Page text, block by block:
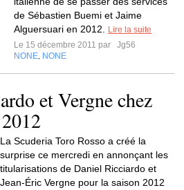
de Sébastien Buemi et Jaime
Alguersuari en 2012.
Lire la suite
Le 15 décembre 2011 par
Jg56
NONE NONE
et Vergne chez
La Scuderia Toro Rosso a créé la
surprise ce mercredi en annonçant les
titularisations de Daniel Ricciardo et
Jean-Éric Vergne pour la saison 2012